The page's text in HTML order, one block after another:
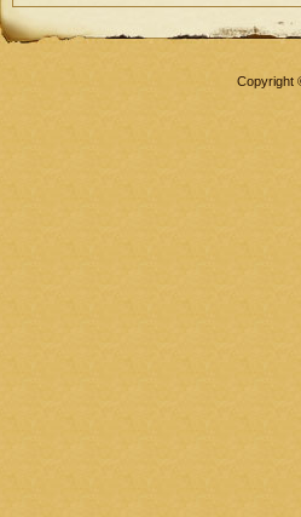
Copyright